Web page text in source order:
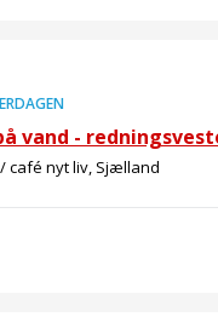
vand -
café nyt liv, Sjælland